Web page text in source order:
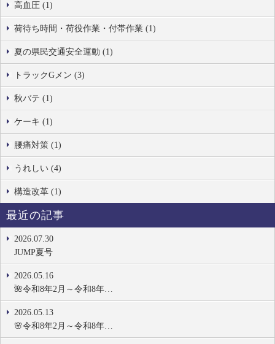
高血圧 (1)
荷待ち時間・荷役作業・付帯作業 (1)
夏の県民交通安全運動 (1)
トラックGメン (3)
秋バテ (1)
ケーキ (1)
腰痛対策 (1)
うれしい (4)
構造改革 (1)
最近の記事
2026.07.30
JUMP夏号
2026.05.16
🌺令和8年2月～令和8年…
2026.05.13
🌸令和8年2月～令和8年…